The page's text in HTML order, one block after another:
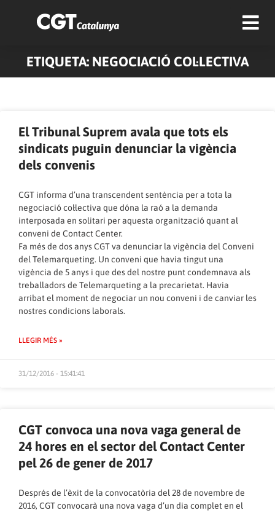
ETIQUETA: NEGOCIACIÓ COL·LECTIVA
El Tribunal Suprem avala que tots els
sindicats puguin denunciar la vigència
dels convenis
CGT informa d’una transcendent sentència per a tota la
negociació col·lectiva que dóna la raó a la demanda
interposada en solitari per aquesta organització quant al
conveni de Contact Center.
Fa més de dos anys CGT va denunciar la vigència del Conveni
del Telemarqueting. Un conveni que havia tingut una
vigència de 5 anys i que des del nostre punt condemnava als
treballadors de Telemarqueting a la precarietat. Havia
arribat el moment de negociar un nou conveni i de canviar les
nostres condicions laborals.
LLEGIR MÉS »
31/12/2016 - 15:41:41
CGT convoca una nova vaga general de
24 hores en el sector del Contact Center
pel 26 de gener de 2017
Després de l’èxit de la convocatòria del 28 de novembre de
2016, CGT convocarà una nova vaga d’un dia complet en el